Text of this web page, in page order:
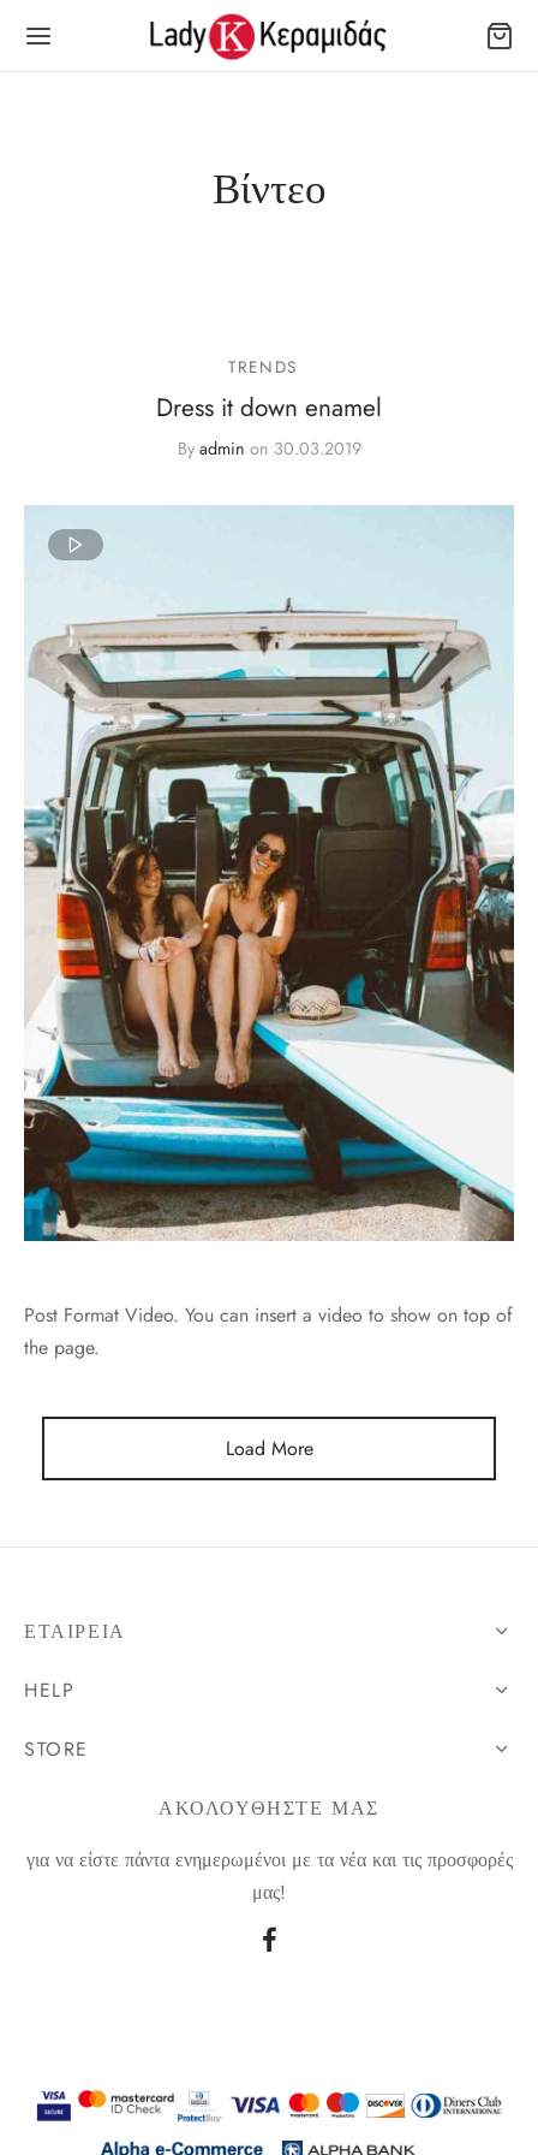
Βίντεο
TRENDS
Dress it down enamel
By admin on 30.03.2019
Post Format Video. You can insert a video to show on top of
the page.
Load More
ΕΤΑΙΡΕΊΑ
HELP
STORE
ΑΚΟΛΟΥΘΗΣΤΕ ΜΑΣ
για να είστε πάντα ενημερωμένοι με τα νέα και τις προσφορές
μας!